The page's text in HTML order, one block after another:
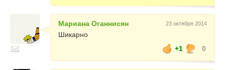
Мариана Оганнисян 23 октября 2014
Шикарно
+1
0